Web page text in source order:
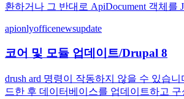
환하거나 그 반대로 ApiDocument 객체를
apionlyofficenewsupdate
코어 및 모듈 업데이트/Drupal 8
drush ard 명령이 작동하지 않을 수 있습니
드한 후 데이터베이스를 업데이트하고